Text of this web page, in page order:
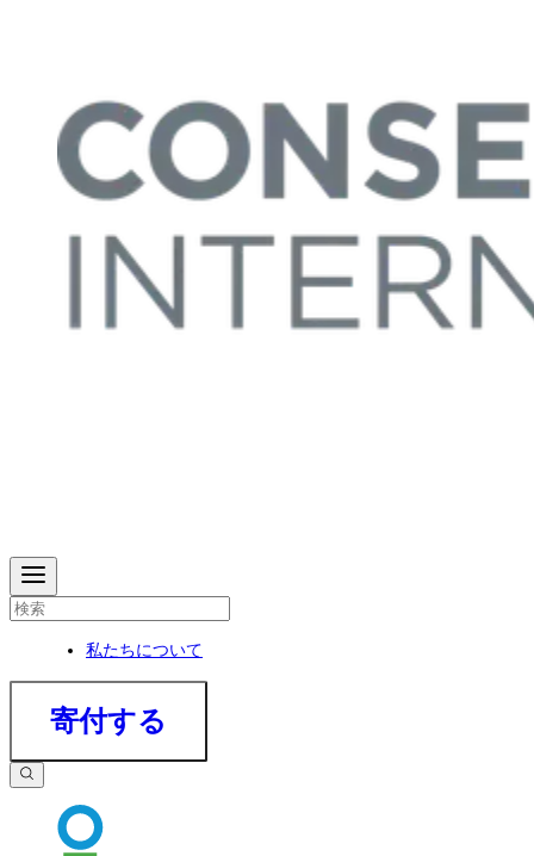
私たちについて
寄付する